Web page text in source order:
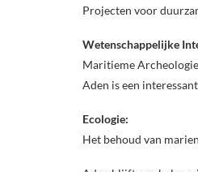
Projecten voor
Wetenschappelijke
Maritieme
Aden is een
Ecologie:
Het behoud van